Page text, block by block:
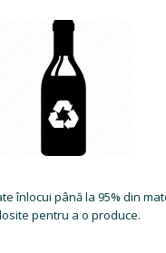
înlocui până la 95% din
pentru a o produce.